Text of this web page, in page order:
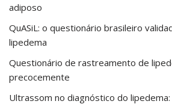
adiposo
QuASiL: o questionário brasileiro
lipedema
Questionário de rastreamento de
precocemente
Ultrassom no diagnóstico do